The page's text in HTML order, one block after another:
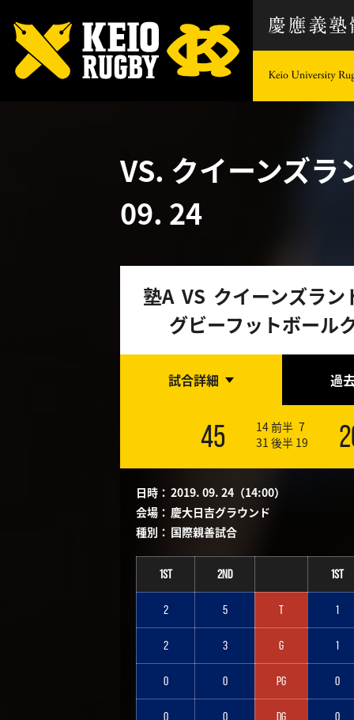
VS. クイーンズ
09. 24
塾A VS クイーンズラン
グビーフットボール
試合詳細 過
45 14前半 7
31 後半 19
日時： 2019. 09. 24（14:00）
会場： 慶大日吉グラウンド
種別： 国際親善試合
1st 2nd 1st
2 5 T 1
2 3 G 1
0 0 PG 0
0 0 DG 0